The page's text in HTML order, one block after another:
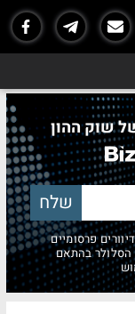
שוק ההון
פרסומיים
הסלולר בהתאם